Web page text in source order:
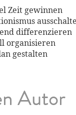
Zeit gewinnen
differenzieren
organisieren
gestalten
Autor